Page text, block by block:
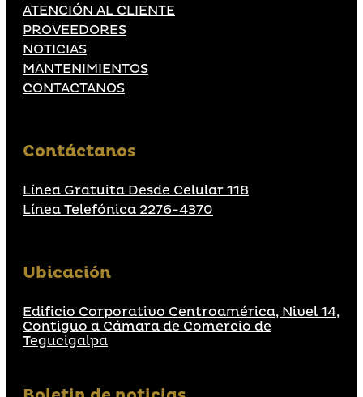
ATENCIÓN AL CLIENTE
PROVEEDORES
NOTICIAS
MANTENIMIENTOS
CONTACTANOS
Contáctanos
Línea Gratuita Desde Celular 118
Línea Telefónica 2276-4370
Ubicación
Edificio Corporativo Centroamérica, Nivel 14,
Contiguo a Cámara de Comercio de
Tegucigalpa